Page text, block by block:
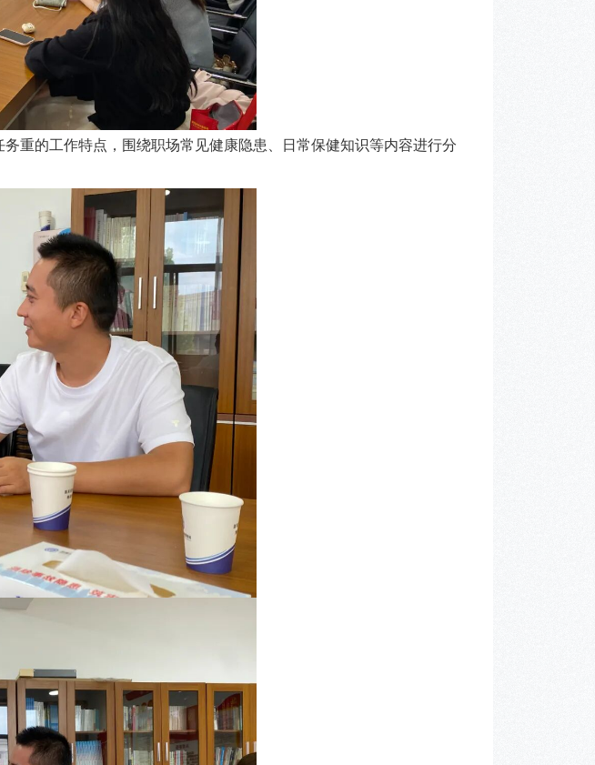
的工作特点，围绕职场常见健康隐患、日常保健知识等内容进行分